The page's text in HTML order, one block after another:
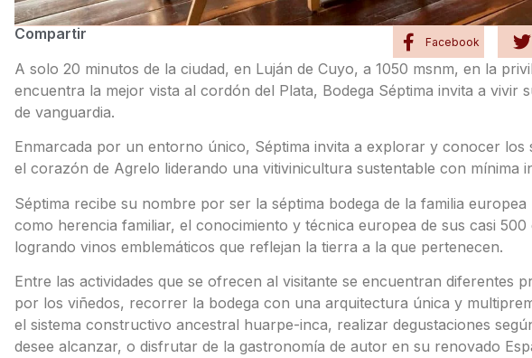
Compartir Facebook
A solo 20 minutos de la ciudad, en Luján de Cuyo, a 1050 msnm, en la
encuentra la mejor vista al cordón del Plata, Bodega Séptima invita a vivir
de vanguardia.
Enmarcada por un entorno único, Séptima invita a explorar y conocer los
el corazón de Agrelo liderando una vitivinicultura sustentable con mínima
Séptima recibe su nombre por ser la séptima bodega de la familia
como herencia familiar, el conocimiento y técnica europea de sus casi
logrando vinos emblemáticos que reflejan la tierra a la que pertenecen.
Entre las actividades que se ofrecen al visitante se encuentran diferentes
por los viñedos, recorrer la bodega con una arquitectura única y
el sistema constructivo ancestral huarpe-inca, realizar degustaciones
desee alcanzar, o disfrutar de la gastronomía de autor en su renovado